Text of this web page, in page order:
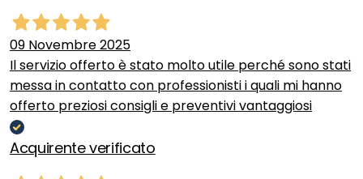
09 Novembre 2025
Il servizio offerto è stato molto utile perché sono stati
messa in contatto con professionisti i quali mi hanno
offerto preziosi consigli e preventivi vantaggiosi
Acquirente verificato